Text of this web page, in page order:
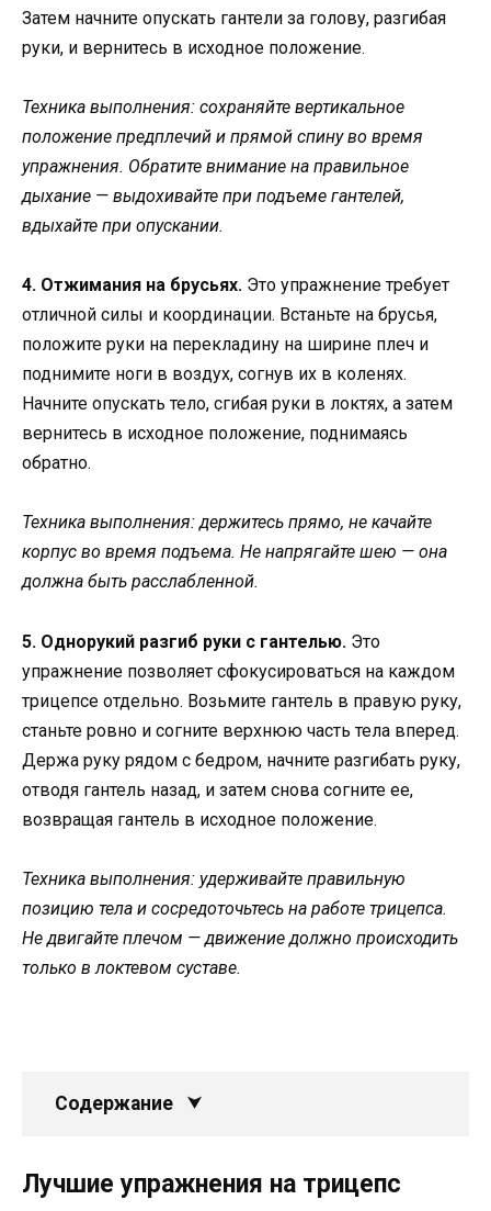
Затем начните опускать гантели за голову, разгибая
руки, и вернитесь в исходное положение.
Техника выполнения: сохраняйте вертикальное
положение предплечий и прямой спину во время
упражнения. Обратите внимание на правильное
дыхание — выдохивайте при подъеме гантелей,
вдыхайте при опускании.
4. Отжимания на брусьях. Это упражнение требует
отличной силы и координации. Встаньте на брусья,
положите руки на перекладину на ширине плеч и
поднимите ноги в воздух, согнув их в коленях.
Начните опускать тело, сгибая руки в локтях, а затем
вернитесь в исходное положение, поднимаясь
обратно.
Техника выполнения: держитесь прямо, не качайте
корпус во время подъема. Не напрягайте шею — она
должна быть расслабленной.
5. Однорукий разгиб руки с гантелью. Это
упражнение позволяет сфокусироваться на каждом
трицепсе отдельно. Возьмите гантель в правую руку,
станьте ровно и согните верхнюю часть тела вперед.
Держа руку рядом с бедром, начните разгибать руку,
отводя гантель назад, и затем снова согните ее,
возвращая гантель в исходное положение.
Техника выполнения: удерживайте правильную
позицию тела и сосредоточьтесь на работе трицепса.
Не двигайте плечом — движение должно происходить
только в локтевом суставе.
Содержание
Лучшие упражнения на трицепс